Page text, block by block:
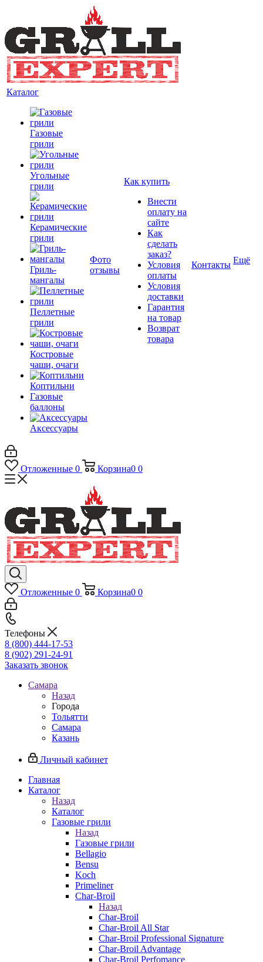
Каталог
Газовые
грили
Угольные
грили
Керамические
грили
Гриль-
мангалы
Пеллетные
грили
Костровые
чаши, очаги
Коптильни
Газовые
баллоны
Аксессуары
Фото
отзывы
Как купить
Внести
оплату на
сайте
Как
сделать
заказ?
Условия
оплаты
Условия
доставки
Гарантия
на товар
Возврат
товара
Контакты Ещё
Отложенные 0 Корзина0 0
Отложенные 0 Корзина0 0
Телефоны
8 (800) 444-17-53
8 (902) 291-24-91
Заказать звонок
Самара
Назад
Города
Тольятти
Самара
Казань
Личный кабинет
Главная
Каталог
Назад
Каталог
Газовые грили
Назад
Газовые грили
Bellagio
Bensu
Koch
Primeliner
Char-Broil
Назад
Char-Broil
Char-Broil All Star
Char-Broil Professional Signature
Char-Broil Advantage
Char-Broil Perfomance